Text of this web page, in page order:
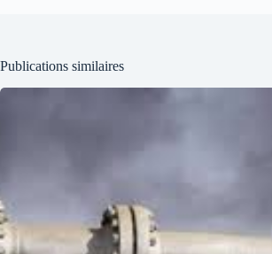
Publications similaires